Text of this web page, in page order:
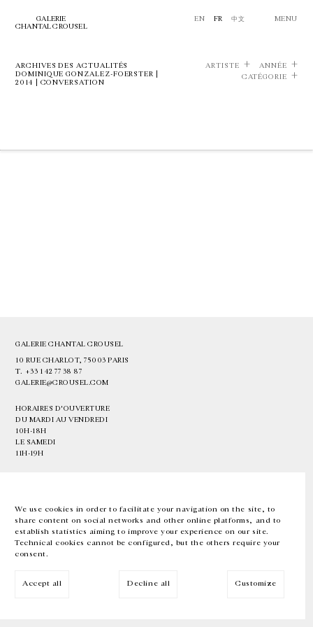
We use cookies in order to facilitate your navigation on the site, to
share content on social networks and other online platforms, and to
establish statistics aiming to improve your experience on our site.
Technical cookies cannot be configured, but the others require your
consent.
Accept all Decline all Customize
GALERIE
CHANTAL CROUSEL
EN FR 中文 MENU
ARCHIVES DES ACTUALITÉS
DOMINIQUE GONZALEZ-FOERSTER |
2014 | CONVERSATION
ARTISTE
ANNÉE
CATÉGORIE
GALERIE CHANTAL CROUSEL
10 RUE CHARLOT, 75003 PARIS
T. +33 1 42 77 38 87
GALERIE@CROUSEL.COM
HORAIRES D'OUVERTURE
DU MARDI AU VENDREDI
10H-18H
LE SAMEDI
11H-19H
EN FR 中文 Facebook Instagram
Inscrivez-vous à notre newsletter